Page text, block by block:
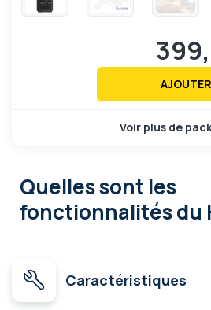
Voir plus de
Quelles sont les
fonctionnalitésdu
Caractéristiques